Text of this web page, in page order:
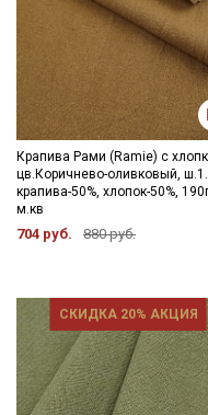
Крапива Рами (Ramie) с
цв.Коричнево-оливковый,
крапива-50%, хлопок-50%,
м.кв
704 руб. 880 руб.
СКИДКА 20% АКЦИЯ
Секретная
Мы публикуем
промокоды и
Электронная почта